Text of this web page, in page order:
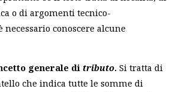
o di argomenti tecnico-
conoscere alcune
generale di tributo. Si tratta di
che indica tutte le somme di